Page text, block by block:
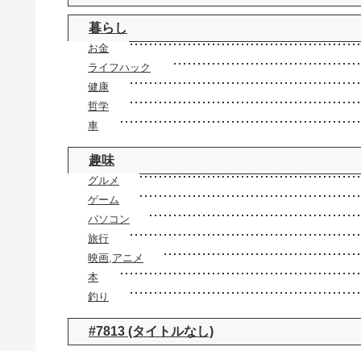
暮らし
お金
ライフハック
健康
哲学
車
趣味
グルメ
ゲーム
パソコン
旅行
映画,アニメ
本
釣り
#7813 (タイトルなし)